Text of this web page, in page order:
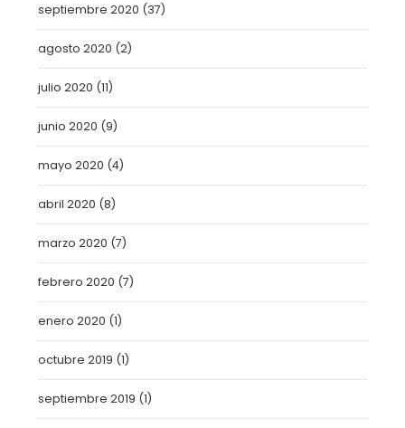
septiembre 2020 (37)
agosto 2020 (2)
julio 2020 (11)
junio 2020 (9)
mayo 2020 (4)
abril 2020 (8)
marzo 2020 (7)
febrero 2020 (7)
enero 2020 (1)
octubre 2019 (1)
septiembre 2019 (1)